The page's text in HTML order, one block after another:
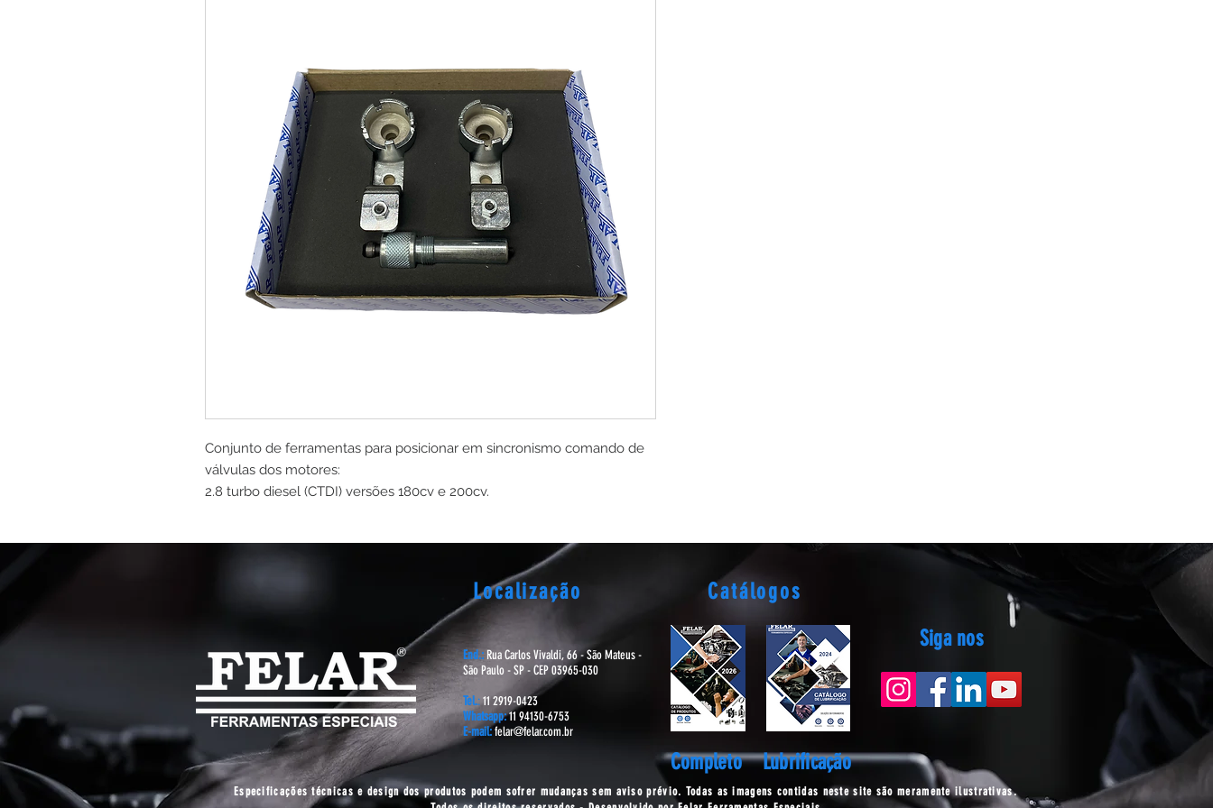
Conjunto de ferramentas para posicionar em sincronismo comando de
válvulas dos motores:
2.8 turbo diesel (CTDI) versões 180cv e 200cv.
Localização Catálogos
End.: Rua Carlos Vivaldi, 66 - São Mateus -
São Paulo - SP - CEP 03965-030
Tel.:11 2919-0423
Whatsapp:11 94130-6753
E-mail:felar@felar.com.br
Siga nos
Completo Lubrificação
Especificações técnicas e design dos produtos podem sofrer mudanças sem aviso prévio. Todas as imagens contidas neste site são meramente ilustrativas.